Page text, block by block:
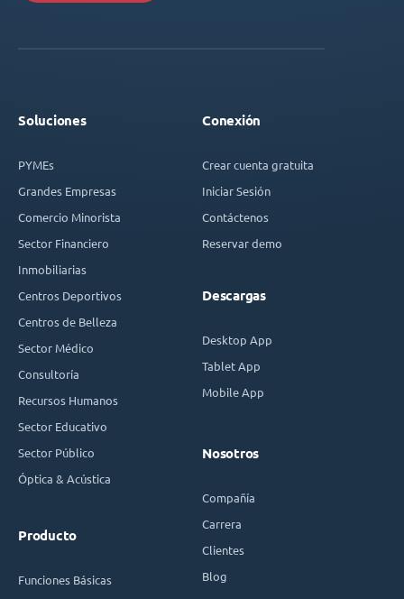
Soluciones
PYMEs
Grandes Empresas
Comercio Minorista
Sector Financiero
Inmobiliarias
Centros Deportivos
Centros de Belleza
Sector Médico
Consultoría
Recursos Humanos
Sector Educativo
Sector Público
Óptica & Acústica
Producto
Funciones Básicas
Conexión
Crear cuenta gratuita
Iniciar Sesión
Contáctenos
Reservar demo
Descargas
Desktop App
Tablet App
Mobile App
Nosotros
Compañía
Carrera
Clientes
Blog